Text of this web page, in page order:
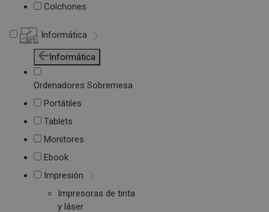
Colchones
Informática
Informática
Ordenadores Sobremesa
Portátiles
Tablets
Monitores
Ebook
Impresión
Impresoras de tinta
y láser